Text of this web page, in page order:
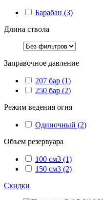
Барабан (3)
Длина ствола
Заправочное давление
207 бар (1)
250 бар (2)
Режим ведения огня
Одиночный (2)
Объем резервуара
100 см3 (1)
150 см3 (2)
Скидки